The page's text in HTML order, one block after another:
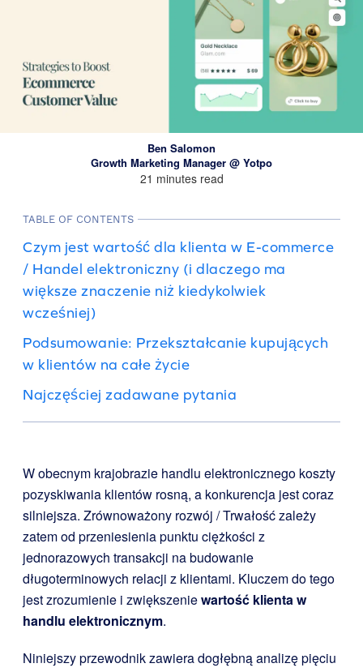
Ben Salomon
Growth Marketing Manager @ Yotpo
21 minutes read
TABLE OF CONTENTS
Czym jest wartość dla klienta w E-commerce
/ Handel elektroniczny (i dlaczego ma
większe znaczenie niż kiedykolwiek
wcześniej)
Podsumowanie: Przekształcanie kupujących
w klientów na całe życie
Najczęściej zadawane pytania
W obecnym krajobrazie handlu elektronicznego koszty
pozyskiwania klientów rosną, a konkurencja jest coraz
silniejsza. Zrównoważony rozwój / Trwałość zależy
zatem od przeniesienia punktu ciężkości z
jednorazowych transakcji na budowanie
długoterminowych relacji z klientami. Kluczem do tego
jest zrozumienie i zwiększeniewartość klienta w
handlu elektronicznym.
Niniejszy przewodnik zawiera dogłębną analizę pięciu